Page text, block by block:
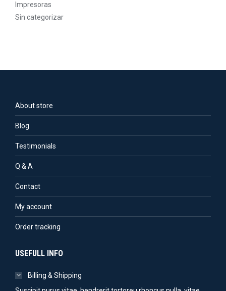
Impresoras
Sin categorizar
About store
Blog
Testimonials
Q & A
Contact
My account
Order tracking
USEFULL INFO
Billing & Shipping